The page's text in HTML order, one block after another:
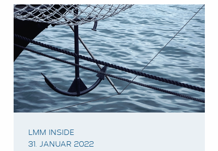
LMM INSIDE
31. JANUAR 2022